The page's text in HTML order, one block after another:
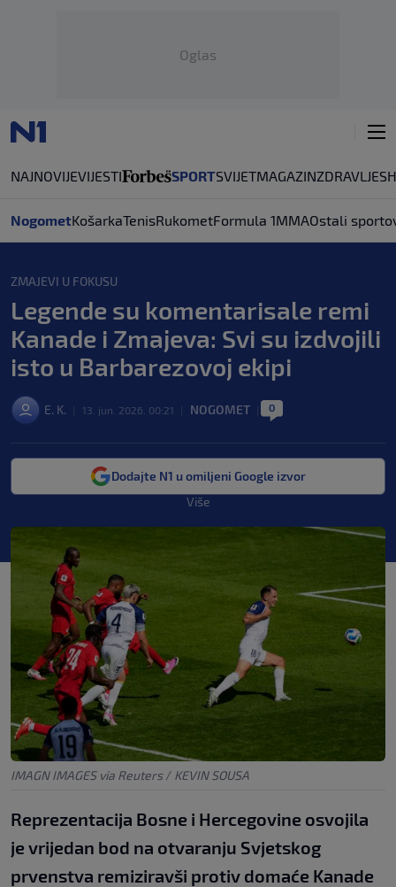
Oglas
NAJNOVIJEVIJESTI SPORTSVIJETMAGAZINZDRAVLJE
NogometKošarkaTenisRukometFormula 1MMAOstali
ZMAJEVI U FOKUSU
Legende su komentarisale remi
Kanade i Zmajeva: Svi su izdvojili
isto u Barbarezovoj ekipi
E. K. 13. jun. 2026. 00:21 NOGOMET 0
Dodajte N1 u omiljeni Google izvor
Više
IMAGN IMAGES via Reuters / KEVIN SOUSA
Reprezentacija Bosne i Hercegovine osvojila
je vrijedan bod na otvaranju Svjetskog
prvenstva remiziravši protiv domaće Kanade